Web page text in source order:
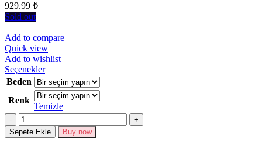
929.99 ₺
Sold out
Add to compare
Quick view
Add to wishlist
SeçeneklerBu
ürünün
birden
fazla
varyasyonu
Seçenekler
Beden
Renk
Temizle
Miktar
Sepete Ekle Buy now